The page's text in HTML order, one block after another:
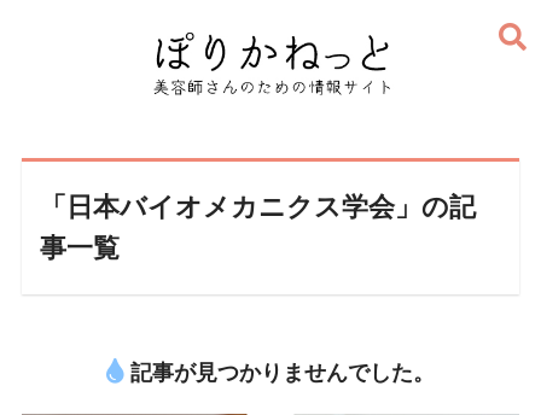
「日本バイオメカニクス学会」の記
事一覧
記事が見つかりませんでした。